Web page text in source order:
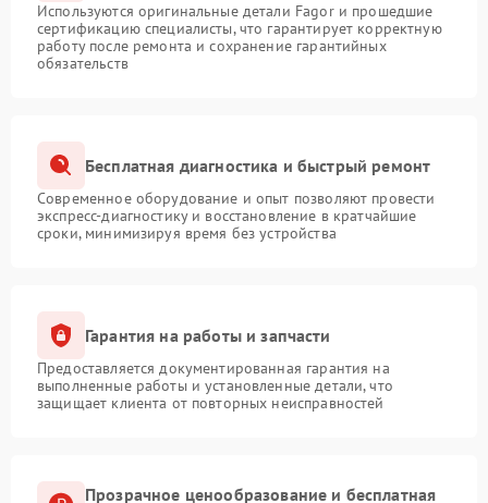
Используются оригинальные детали Fagor и прошедшие
сертификацию специалисты, что гарантирует корректную
работу после ремонта и сохранение гарантийных
обязательств
Бесплатная диагностика и быстрый ремонт
Современное оборудование и опыт позволяют провести
экспресс-диагностику и восстановление в кратчайшие
сроки, минимизируя время без устройства
Гарантия на работы и запчасти
Предоставляется документированная гарантия на
выполненные работы и установленные детали, что
защищает клиента от повторных неисправностей
Прозрачное ценообразование и бесплатная